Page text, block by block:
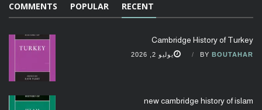
RECENT
POPULAR
COMMENTS
Cambridge History of Turkey
BY BOUTAHAR يوليو 2, 2026
new cambridge history of islam